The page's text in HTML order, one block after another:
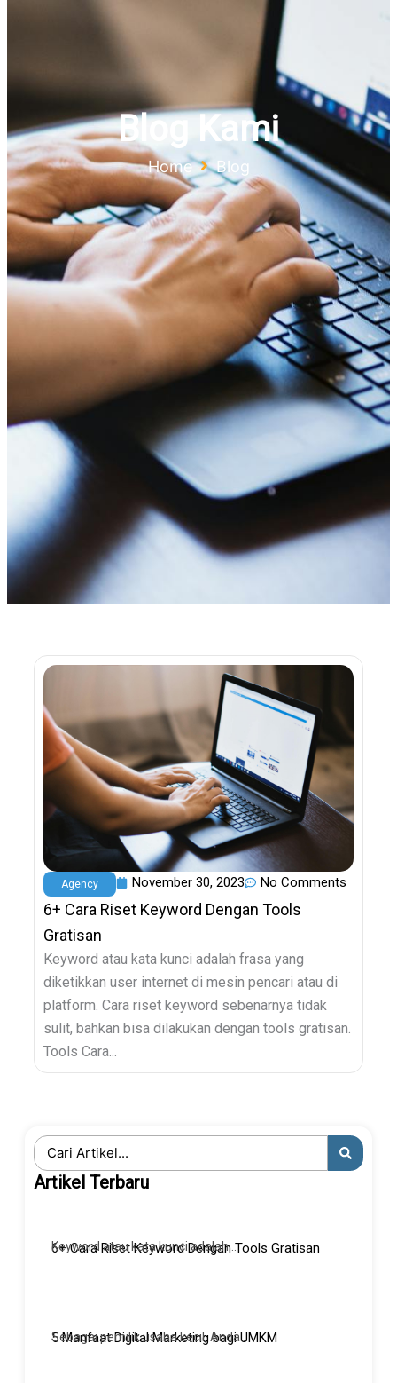
Blog Kami
Home Blog
Agency November 30, 2023 No Comments
6+ Cara Riset Keyword Dengan Tools
Gratisan
Keyword atau kata kunci adalah frasa yang
diketikkan user internet di mesin pencari atau di
platform. Cara riset keyword sebenarnya tidak
sulit, bahkan bisa dilakukan dengan tools gratisan.
Tools Cara...
Search
...
Artikel Terbaru
6+ Cara Riset Keyword Dengan Tools Gratisan
Keyword atau kata kunci adalah...
5 Manfaat Digital Marketing bagi UMKM
Sebagai pemilik usaha kecil, Anda...